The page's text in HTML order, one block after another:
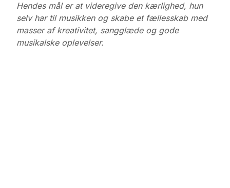
Hendes mål er at videregive den kærlighed, hun
selv har til musikken og skabe et fællesskab med
masser af kreativitet, sangglæde og gode
musikalske oplevelser.